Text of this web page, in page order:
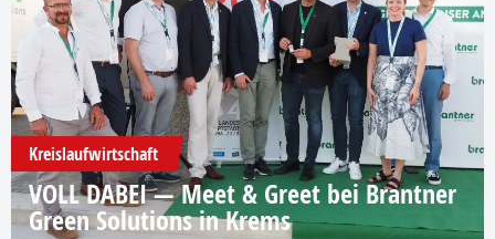
Kreislaufwirtschaft
VOLL DABEI — Meet & Greet bei Brantner
Green Solutions in Krems